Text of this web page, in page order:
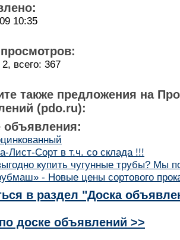
10:35
всего: 367
также предложения на
(pdo.ru):
объявления:
Лист-Сорт в т.ч. со склада !!!
купить чугунные трубы? Мы
- Новые цены сортового
в раздел "Доска
доске объявлений >>